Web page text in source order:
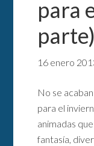
para
parte)
16 enero
No se
para el
animadas
fantasía,